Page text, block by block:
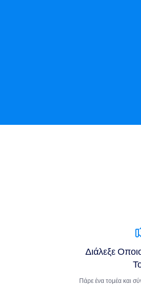
Διάλεξε
Πάρε ένα τομέα και